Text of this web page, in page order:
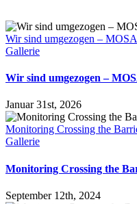
Wir sind umgezogen –
Gallerie
Wir sind umgezogen –
Januar 31st, 2026
Monitoring Crossing the
Gallerie
Monitoring Crossing the
September 12th, 2024